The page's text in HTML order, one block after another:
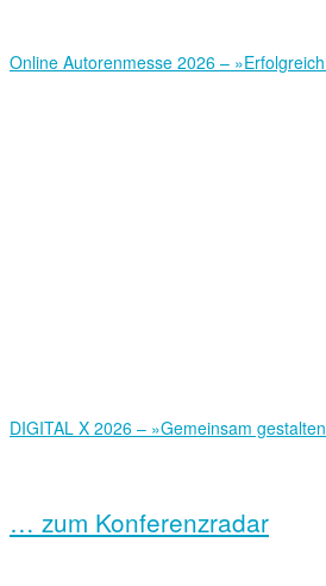
Online Autorenmesse 2026 –
DIGITAL X 2026 – »Gemeinsam
… zum Konferenzradar